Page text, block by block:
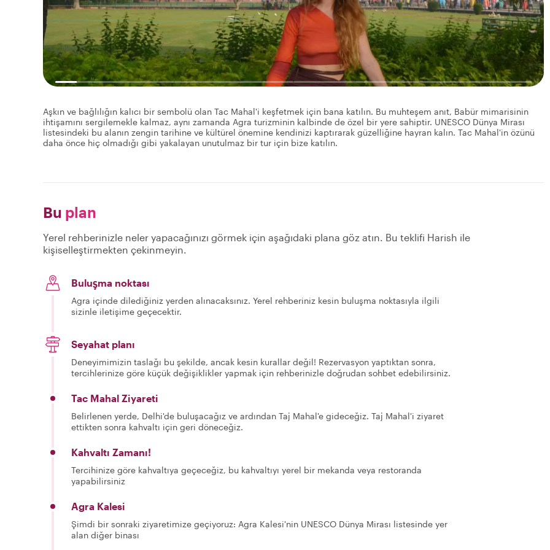
Aşkın ve bağlılığın kalıcı bir sembolü olan Tac Mahal'i keşfetmek için bana katılın. Bu muhteşem anıt, Babür mimarisinin
ihtişamını sergilemekle kalmaz, aynı zamanda Agra turizminin kalbinde de özel bir yere sahiptir. UNESCO Dünya Mirası
listesindeki bu alanın zengin tarihine ve kültürel önemine kendinizi kaptırarak güzelliğine hayran kalın. Tac Mahal'in özünü
daha önce hiç olmadığı gibi yakalayan unutulmaz bir tur için bize katılın.
Bu plan
Yerel rehberinizle neler yapacağınızı görmek için aşağıdaki plana göz atın. Bu teklifi Harish ile
kişiselleştirmekten çekinmeyin.
Buluşma noktası
Agra içinde dilediğiniz yerden alınacaksınız. Yerel rehberiniz kesin buluşma noktasıyla ilgili
sizinle iletişime geçecektir.
Seyahat planı
Deneyimimizin taslağı bu şekilde, ancak kesin kurallar değil! Rezervasyon yaptıktan sonra,
tercihlerinize göre küçük değişiklikler yapmak için rehberinizle doğrudan sohbet edebilirsiniz.
Tac Mahal Ziyareti
Belirlenen yerde, Delhi'de buluşacağız ve ardından Taj Mahal'e gideceğiz. Taj Mahal'i ziyaret
ettikten sonra kahvaltı için geri döneceğiz.
Kahvaltı Zamanı!
Tercihinize göre kahvaltıya geçeceğiz, bu kahvaltıyı yerel bir mekanda veya restoranda
yapabilirsiniz
Agra Kalesi
Şimdi bir sonraki ziyaretimize geçiyoruz: Agra Kalesi'nin UNESCO Dünya Mirası listesinde yer
alan diğer binası